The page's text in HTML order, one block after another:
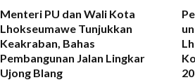
Menteri PU dan Wali Kota
Lhokseumawe Tunjukkan
Keakraban, Bahas
Pembangunan Jalan Lingkar
Ujong Blang